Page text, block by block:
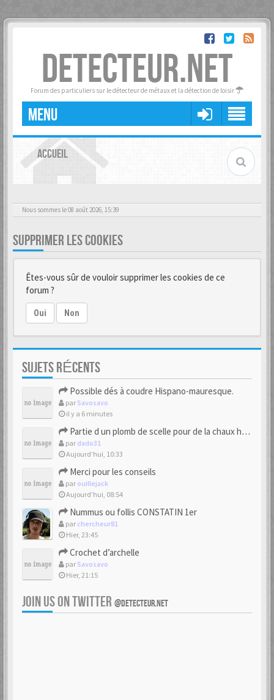
DETECTEUR.NET
Forum des particuliers sur le détecteur de métaux et la détection de loisir
MENU
ACCUEIL
Nous sommes le 08 août 2026, 15:39
SUPPRIMER LES COOKIES
Êtes-vous sûr de vouloir supprimer les cookies de ce
forum ?
Oui Non
SUJETS RÉCENTS
Possible dés à coudre Hispano-mauresque.
par Savosavo
il y a 6 minutes
Partie d un plomb de scelle pour de la chaux hydraulique
par dado31
Aujourd’hui, 10:33
Merci pour les conseils
par ouillejack
Aujourd’hui, 08:54
Nummus ou follis CONSTATIN 1er
par chercheur81
Hier, 23:45
Crochet d’archelle
par Savosavo
Hier, 21:15
JOIN US ON TWITTER @DETECTEUR.NET